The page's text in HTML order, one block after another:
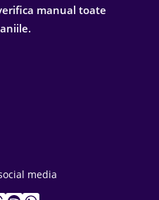
manual toate
media